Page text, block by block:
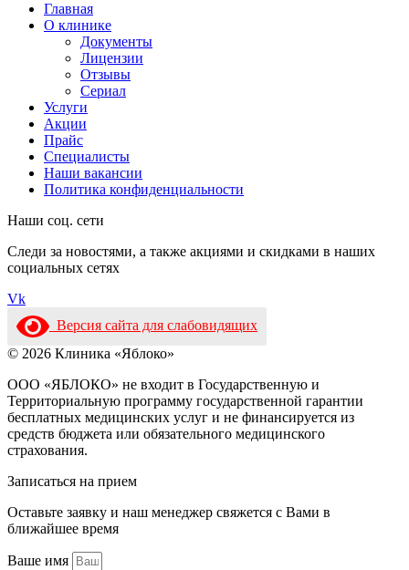
Главная
О клинике
Документы
Лицензии
Отзывы
Сериал
Услуги
Акции
Прайс
Специалисты
Наши вакансии
Политика конфиденциальности
Наши соц. сети
Следи за новостями, а также акциями и скидками в наших
социальных сетях
Vk
Версия сайта для слабовидящих
© 2026 Клиника «Яблоко»
ООО «ЯБЛОКО» не входит в Государственную и
Территориальную программу государственной гарантии
бесплатных медицинских услуг и не финансируется из
средств бюджета или обязательного медицинского
страхования.
Записаться на прием​
Оставьте заявку и наш менеджер свяжется с Вами в
ближайшее время
Ваше имя